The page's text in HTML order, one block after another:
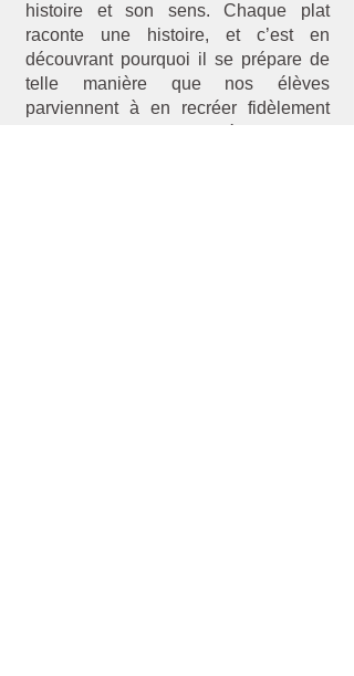
histoire et son sens. Chaque plat
raconte une histoire, et c’est en
découvrant pourquoi il se prépare de
telle manière que nos élèves
parviennent à en recréer fidèlement